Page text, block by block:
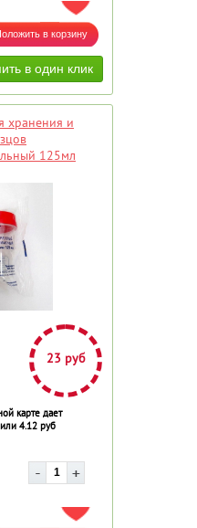
хранения и
125мл
23 руб
карте дает
4.12 руб
ДОБАВИТЬ В ИЗБРАННОЕ